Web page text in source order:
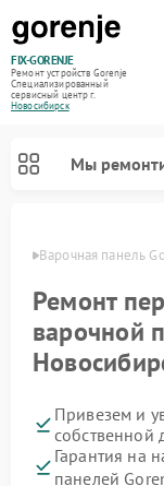
FIX-GORENJE
Ремонт устройств Gorenje
Специализированный
cервисный центр г.
Новосибирск
Мы
Варочная панель
Ремонт
варочной
Привезем и
собственной
Гарантия на
панелей